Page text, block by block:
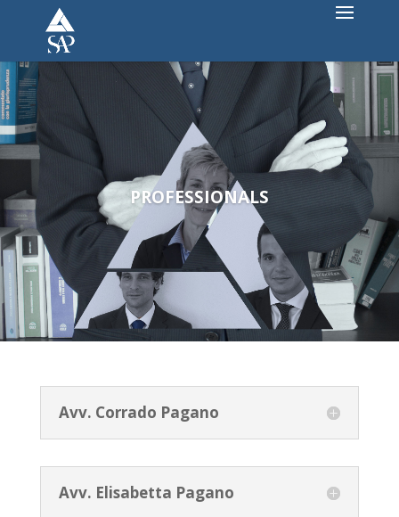
PROFESSIONALS
Avv. Corrado Pagano
Avv. Elisabetta Pagano